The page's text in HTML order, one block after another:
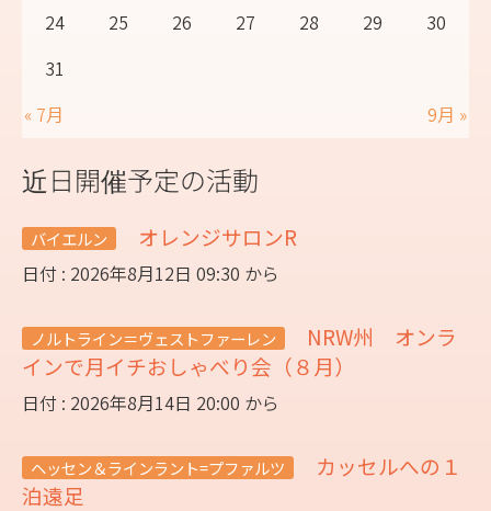
24
25 26 27 28 29
30
31
« 7月
9月 »
近日開催予定の活動
バイエルン オレンジサロンR
日付 : 2026年8月12日 09:30 から
ノルトライン＝ヴェストファーレン
NRW州 オンラ
インで月イチおしゃべり会（８月）
日付 : 2026年8月14日 20:00 から
ヘッセン＆ラインラント=プファルツ
カッセルへの１
泊遠足